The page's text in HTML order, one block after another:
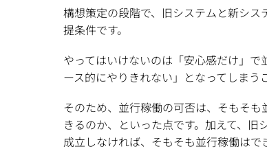
構想策定の段階で、旧システムと新シ
提条件です。
やってはいけないのは「安心感だけ」
ース的にやりきれない」となってしまう
そのため、並行稼働の可否は、そもそ
きるのか、といった点です。加えて、
成立しなければ、そもそも並行稼働はで